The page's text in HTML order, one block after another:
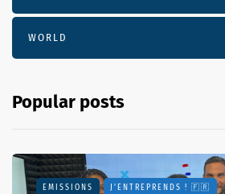
WORLD
Popular posts
EMISSIONS J'ENTREPRENDS ! 🇫🇷